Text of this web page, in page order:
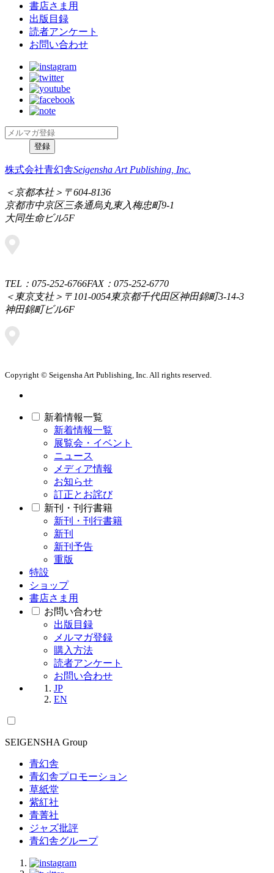
書店さま用
出版目録
読者アンケート
お問い合わせ
株式会社青幻舎Seigensha Art Publishing, Inc.
＜京都本社＞ 〒604-8136
京都市中京区三条通烏丸東入梅忠町9-1
大同生命ビル5F
TEL：075-252-6766FAX：075-252-6770
＜東京支社＞ 〒101-0054東京都千代田区神田錦町3-14-3
神田錦町ビル6F
Copyright © Seigensha Art Publishing, Inc. All rights reserved.
新着情報一覧
新着情報一覧
展覧会・イベント
ニュース
メディア情報
お知らせ
訂正とお詫び
新刊・刊行書籍
新刊・刊行書籍
新刊
新刊予告
重版
特設
ショップ
書店さま用
お問い合わせ
出版目録
メルマガ登録
購入方法
読者アンケート
お問い合わせ
JP
EN
SEIGENSHA Group
青幻舎
青幻舎プロモーション
草紙堂
紫紅社
青菁社
ジャズ批評
青幻舎グループ